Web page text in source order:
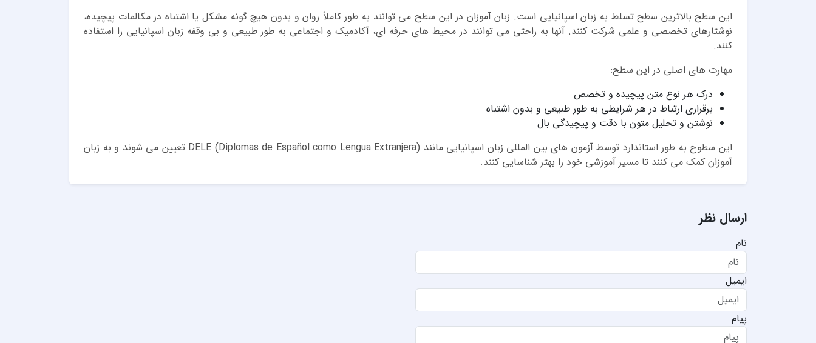
این سطح بالاترین سطح تسلط به زبان اسپانیایی است. زبان آموزان در این سطح می توانند به طور کاملاً روان و بدون هیچ گونه مشکل یا اشتباه در مکالمات پیچیده،
نوشتارهای تخصصی و علمی شرکت کنند. آنها به راحتی می توانند در محیط های حرفه ای، آکادمیک و اجتماعی به طور طبیعی و بی وقفه زبان اسپانیایی را استفاده
کنند.
مهارت های اصلی در این سطح:
درک هر نوع متن پیچیده و تخصص
برقراری ارتباط در هر شرایطی به طور طبیعی و بدون اشتباه
نوشتن و تحلیل متون با دقت و پیچیدگی بال
این سطوح به طور استاندارد توسط آزمون های بین المللی زبان اسپانیایی مانند DELE (Diplomas de Español como Lengua Extranjera) تعیین می شوند و به زبان
آموزان کمک می کنند تا مسیر آموزشی خود را بهتر شناسایی کنند.
ارسال نظر
نام
ایمیل
پیام